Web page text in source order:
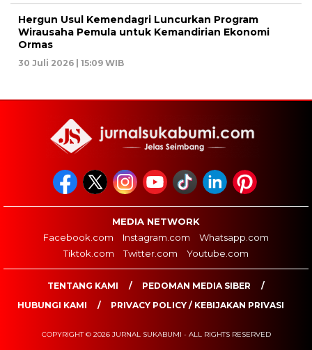
Hergun Usul Kemendagri Luncurkan Program
Wirausaha Pemula untuk Kemandirian Ekonomi
Ormas
30 Juli 2026 | 15:09 WIB
MEDIA NETWORK
Facebook.com
Instagram.com
Whatsapp.com
Tiktok.com
Twitter.com Youtube.com
TENTANG KAMI
PEDOMAN MEDIA SIBER
HUBUNGI KAMI
PRIVACY POLICY / KEBIJAKAN PRIVASI
COPYRIGHT © 2026 JURNAL SUKABUMI - ALL RIGHTS RESERVED